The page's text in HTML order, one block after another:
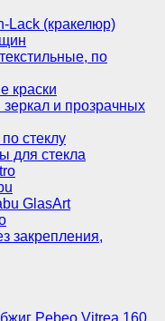
Lack (кракелюр)
по
краски
и прозрачных
стеклу
для стекла
GlasArt
закрепления,
Pebeo Vitrea 160